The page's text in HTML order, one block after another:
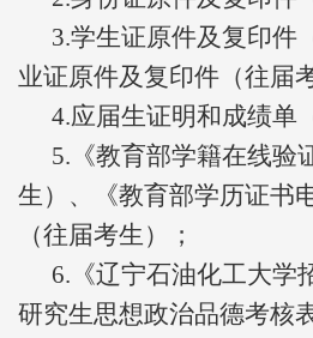
3.学生证原件及复印件
业证原件及复印件（往届
4.应届生证明和成绩单
5.《教育部学籍在线验
生）、《教育部学历证书
（往届考生）；
6.《辽宁石油化工大学
研究生思想政治品德考核